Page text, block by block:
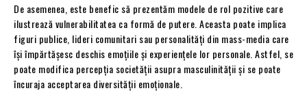
De asemenea, este benefic să prezentăm modele de rol pozitive care
ilustrează vulnerabilitatea ca formă de putere. Aceasta poate implica
figuri publice, lideri comunitari sau personalități din mass-media care
își împărtășesc deschis emoțiile și experiențele lor personale. Astfel, se
poate modifica percepția societății asupra masculinității și se poate
încuraja acceptarea diversității emoționale.